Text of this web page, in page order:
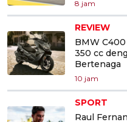
8 jam
REVIEW
BMW
350 cc
Bertenaga
10 jam
SPORT
Raul